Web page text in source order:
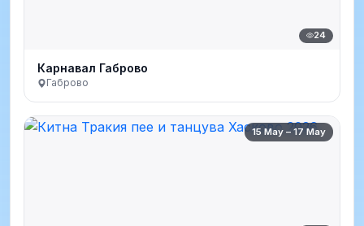
24
Карнавал Габрово
Габрово
15 May – 17 May